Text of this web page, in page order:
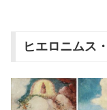
ヒエロニムス